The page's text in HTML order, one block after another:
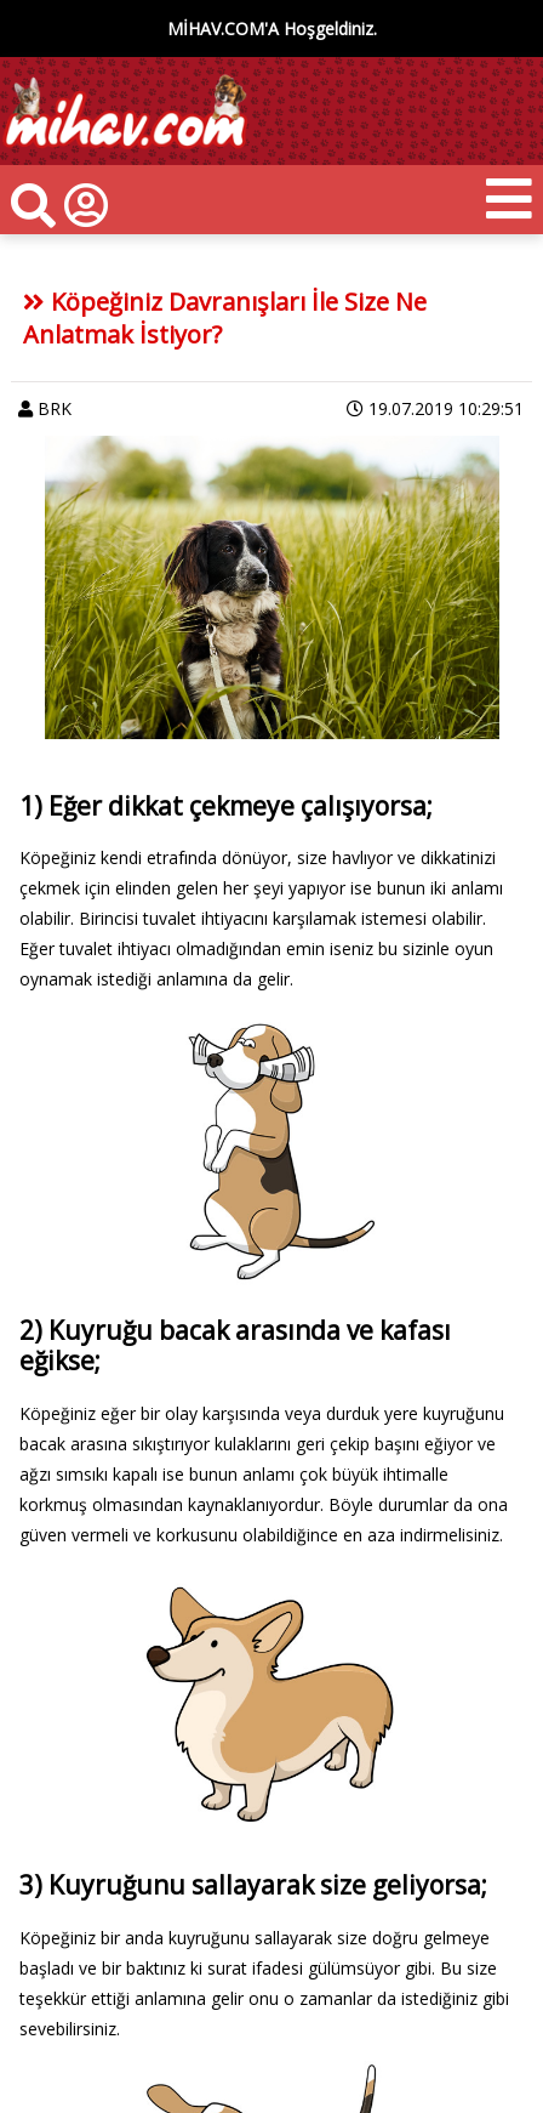
MİHAV.COM'A Hoşgeldiniz.
Köpeğiniz Davranışları İle Size Ne
Anlatmak İstiyor?
BRK 19.07.2019 10:29:51
1) Eğer dikkat çekmeye çalışıyorsa;
Köpeğiniz kendi etrafında dönüyor, size havlıyor ve dikkatinizi
çekmek için elinden gelen her şeyi yapıyor ise bunun iki anlamı
olabilir. Birincisi tuvalet ihtiyacını karşılamak istemesi olabilir.
Eğer tuvalet ihtiyacı olmadığından emin iseniz bu sizinle oyun
oynamak istediği anlamına da gelir.
2) Kuyruğu bacak arasında ve kafası
eğikse;
Köpeğiniz eğer bir olay karşısında veya durduk yere kuyruğunu
bacak arasına sıkıştırıyor kulaklarını geri çekip başını eğiyor ve
ağzı sımsıkı kapalı ise bunun anlamı çok büyük ihtimalle
korkmuş olmasından kaynaklanıyordur. Böyle durumlar da ona
güven vermeli ve korkusunu olabildiğince en aza indirmelisiniz.
3) Kuyruğunu sallayarak size geliyorsa;
Köpeğiniz bir anda kuyruğunu sallayarak size doğru gelmeye
başladı ve bir baktınız ki surat ifadesi gülümsüyor gibi. Bu size
teşekkür ettiği anlamına gelir onu o zamanlar da istediğiniz gibi
sevebilirsiniz.